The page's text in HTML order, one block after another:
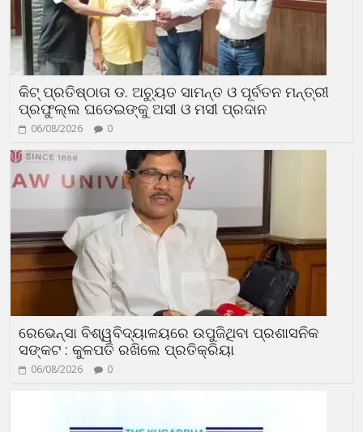
କିଟ୍ ପ୍ରତିଷ୍ଠାତା ଡ. ଅଚ୍ୟୁତ ସାମନ୍ତ ଓ ପୂର୍ବତନ ମନ୍ତ୍ରୀ
ପ୍ରଫୁଲ୍ଲ ଘଡେଇଙ୍କୁ ଅସୀ ଓ ମସୀ ପ୍ରଦାନ
06/08/2026 0
ରେଭେନ୍ସା ବିଶ୍ୱବିଦ୍ୟାଳୟରେ ଉପୁଜିଥିବା ପ୍ରଶାସନିକ
ସଙ୍କଟ : କୁଳପତି ରଖିଲେ ପ୍ରତିକ୍ରିୟା
06/08/2026 0